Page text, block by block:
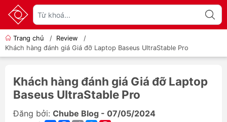
Trang chủ / Review
/
Khách hàng đánh giá Giá đỡ Laptop Baseus UltraStable Pro
Khách hàng đánh giá Giá đỡ Laptop
Baseus UltraStable Pro
Đăng bởi: Chube Blog - 07/05/2024